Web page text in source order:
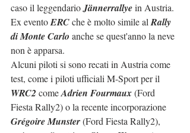
caso il leggendario Jännerrallye in Austria.
Ex evento ERC che è molto simile al Rally
di Monte Carlo anche se quest'anno la neve
non è apparsa.
Alcuni piloti si sono recati in Austria come
test, come i piloti ufficiali M-Sport per il
WRC2 come Adrien Fourmaux (Ford
Fiesta Rally2) o la recente incorporazione
Grégoire Munster (Ford Fiesta Rally2),